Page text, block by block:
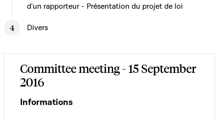
d'un rapporteur - Présentation du projet de loi
Divers
Committee meeting - 15 September
2016
Informations